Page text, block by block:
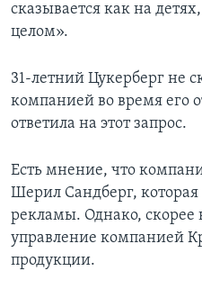
сказывается как на
целом».
31-летний Цукерберг не
компанией во время его
ответила на этот запрос.
Есть мнение, что
Шерил Сандберг, которая
рекламы. Однако, скорее
управление компанией
продукции.